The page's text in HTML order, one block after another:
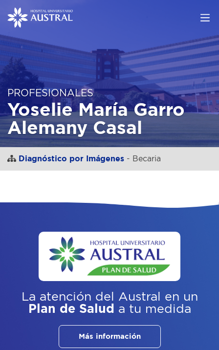
PROFESIONALES
Yoselie María Garro
Alemany Casal
Diagnóstico por Imágenes - Becaria
La atención del Austral
en un
Plan de Salud a tu medida
Más información